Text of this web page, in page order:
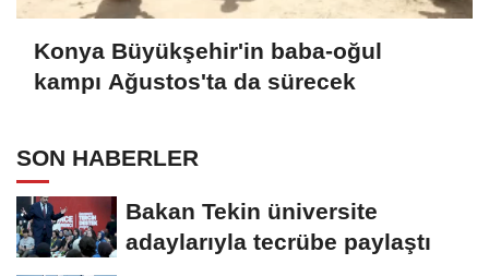
Konya Büyükşehir'in baba-oğul
kampı Ağustos'ta da sürecek
SON HABERLER
Bakan Tekin üniversite
adaylarıyla tecrübe paylaştı